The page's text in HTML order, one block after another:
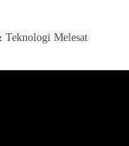
Teknologi Melesat